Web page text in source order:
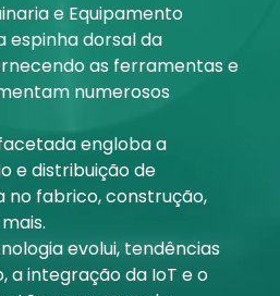
e Equipamento
espinha dorsal da
as ferramentas e
numerosos
engloba a
e distribuição de
no fabrico, construção,
evolui, tendências
a integração da IoT e o